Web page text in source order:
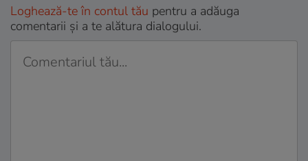
Loghează-te în contul tău pentru a adăuga
comentarii și a te alătura dialogului.